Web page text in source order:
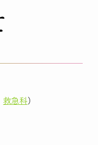
救急科）